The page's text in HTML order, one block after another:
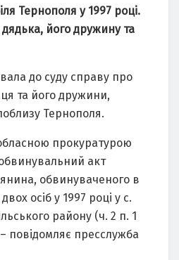
Тернополя у 1997 році.
його дружину та
до суду справу про
та його дружини,
Тернополя.
прокуратурою
акт
обвинуваченого в
осіб у 1997 році у с.
району (ч. 2 п. 1
повідомляє пресслужба